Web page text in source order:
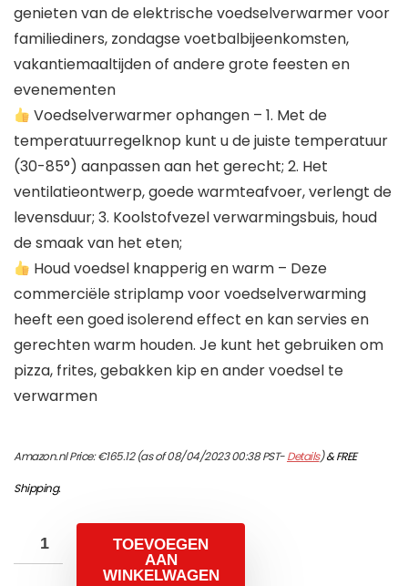
genieten van de elektrische voedselverwarmer voor
familiediners, zondagse voetbalbijeenkomsten,
vakantiemaaltijden of andere grote feesten en
evenementen
Voedselverwarmer ophangen – 1. Met de
temperatuurregelknop kunt u de juiste temperatuur
(30-85°) aanpassen aan het gerecht; 2. Het
ventilatieontwerp, goede warmteafvoer, verlengt de
levensduur; 3. Koolstofvezel verwarmingsbuis, houd
de smaak van het eten;
Houd voedsel knapperig en warm – Deze
commerciële striplamp voor voedselverwarming
heeft een goed isolerend effect en kan servies en
gerechten warm houden. Je kunt het gebruiken om
pizza, frites, gebakken kip en ander voedsel te
verwarmen
Amazon.nl Price:€165.12(as of 08/04/2023 00:38 PST-Details)&FREE
Shipping.
TOEVOEGEN
AAN
WINKELWAGEN